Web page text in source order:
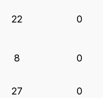
22 0
8 0
27 0